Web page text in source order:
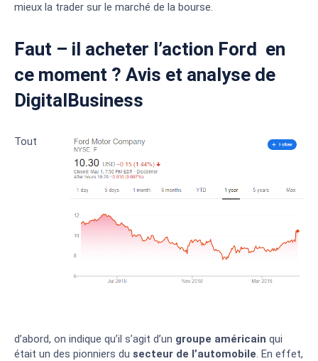
mieux la trader sur le marché de la bourse.
Faut – il acheter l’action Ford en
ce moment ? Avis et analyse de
DigitalBusiness
Tout
d’abord, on indique qu’il s’agit d’un groupe américain qui
était un des pionniers du secteur de l’automobile. En effet,